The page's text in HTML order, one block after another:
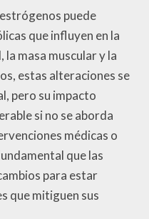
puede
que influyen en la
masa muscular y la
estas alteraciones se
pero su impacto
si no se aborda
médicas o
que las
para estar
que mitiguen sus